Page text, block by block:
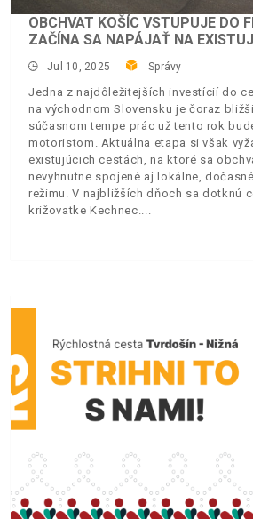
OBCHVAT KOŠÍC VSTUPUJE DO
ZAČÍNA SA NAPÁJAŤ NA
Jul 10, 2025 Správy
Jedna z najdôležitejších investícií do
na východnom Slovensku je čoraz
súčasnom tempe prác už tento rok
motoristom. Aktuálna etapa si však
existujúcich cestách, na ktoré sa
nevyhnutne spojené aj lokálne,
režimu. V najbližších dňoch sa dotknú
križovatke Kechnec.